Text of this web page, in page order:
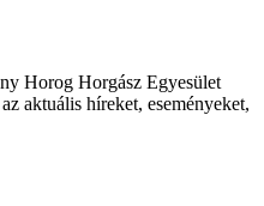
Horog Horgász Egyesület
aktuális híreket, eseményeket,